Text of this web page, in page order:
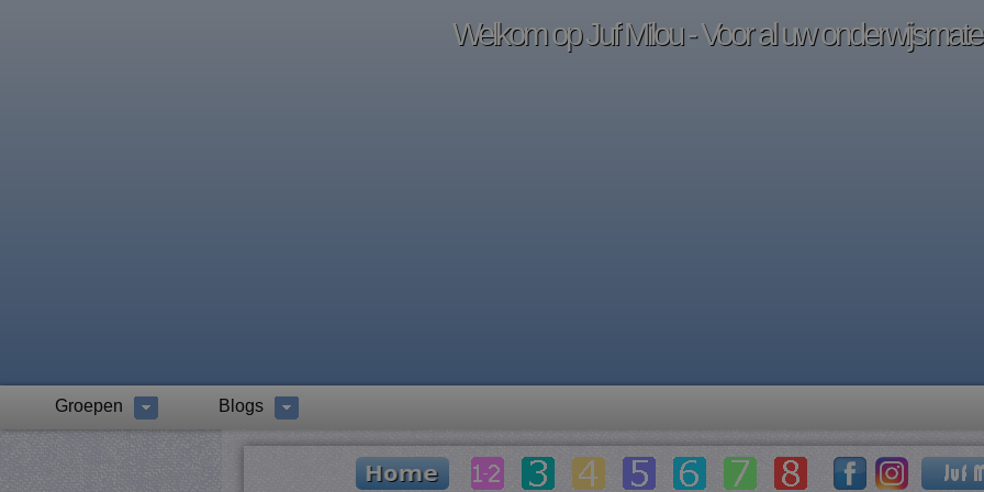
Welkom op Juf Milou - Voor al uw
Groepen Blogs